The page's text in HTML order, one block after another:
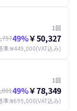
1回
49%￥50,327
準:₩449,000(VAT込み)
1回
49%￥78,349
準:₩699,000(VAT込み)